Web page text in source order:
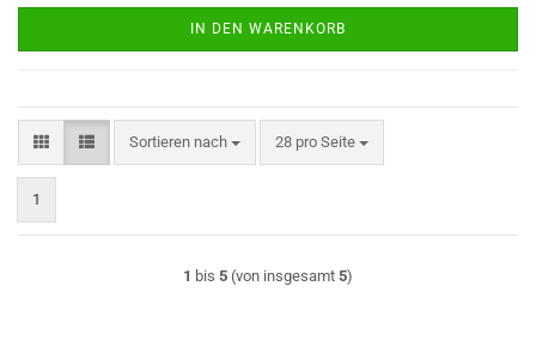
IN DEN WARENKORB
Sortieren nach
Sortieren nach 28 pro Seite
pro Seite
1
1 bis 5 (von insgesamt 5)